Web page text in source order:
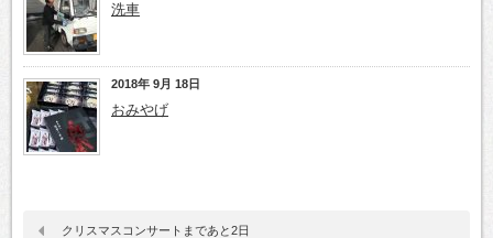
洗車
2018年 9月 18日
おみやげ
クリスマスコンサートまであと2日